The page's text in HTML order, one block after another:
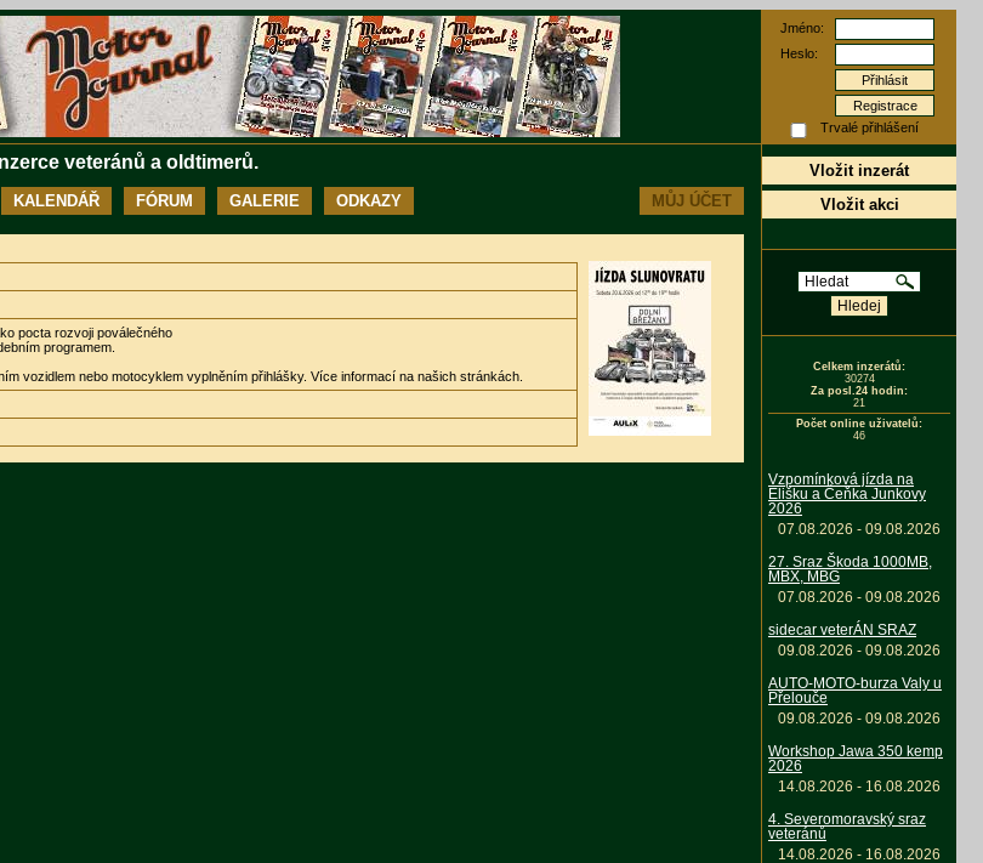
veteránů a oldtimerů.
KALENDÁŘ FÓRUM GALERIE ODKAZY MŮJ ÚČET
pocta rozvoji poválečného
programem.
vozidlem nebo motocyklem vyplněním přihlášky. Více informací na našich stránkách.
Jméno:
Heslo:
Registrace
Trvalé přihlášení
Vložit inzerát
Vložit akci
Celkem inzerátů:
30274
Za posl.24 hodin:
21
Počet online uživatelů:
46
Vzpomínková jízda na
Elišku a Čeňka Junkovy
2026
07.08.2026 - 09.08.2026
27. Sraz Škoda 1000MB,
MBX, MBG
07.08.2026 - 09.08.2026
sidecar veterÁN SRAZ
09.08.2026 - 09.08.2026
AUTO-MOTO-burza Valy u
Přelouče
09.08.2026 - 09.08.2026
Workshop Jawa 350 kemp
2026
14.08.2026 - 16.08.2026
4. Severomoravský sraz
veteránů
14.08.2026 - 16.08.2026